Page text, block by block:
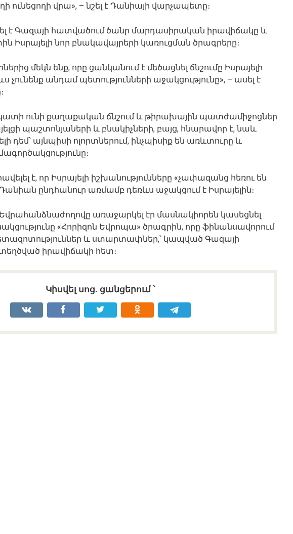
ունեցողի վրա», – նշել է Դանիայի վարչապետը։
է Գազայի հատվածում ծանր մարդասիրական իրավիճակը և
Իսրայելի նոր բնակավայրերի կառուցման ծրագրերը։
մեկն ենք, որը ցանկանում է մեծացնել ճնշումը Իսրայելի
չունենք անդամ պետությունների աջակցությունը», – ասել է
ունի քաղաքական ճնշում և թիրախային պատժամիջոցներ
պաշտոնյաների և բնակիչների, բայց, հնարավոր է, նաև
դեմ՝ այնպիսի ոլորտներում, ինչպիսիք են առևտուրը և
է, որ Իսրայելի իշխանությունները «չափազանց հեռու են
Դանիան ընդհանուր առմամբ դեռևս աջակցում է Իսրայելին։
Եվրահանձնաժողովը առաջարկել էր մասնակիորեն կասեցնել
«Հորիզոն Եվրոպա» ծրագրին, որը ֆինանսավորում
և ստարտափներ,՝ կապված Գազայի
իրավիճակի հետ։
Կիսվել սոց․ ցանցերում ՝